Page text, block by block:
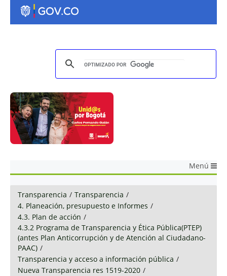
Menú
Transparencia / Transparencia /
4. Planeación, presupuesto e Informes /
4.3. Plan de acción /
4.3.2 Programa de Transparencia y Ética Pública(PTEP)
(antes Plan Anticorrupción y de Atención al Ciudadano-
PAAC) /
Transparencia y acceso a información pública /
Nueva Transparencia res 1519-2020 /